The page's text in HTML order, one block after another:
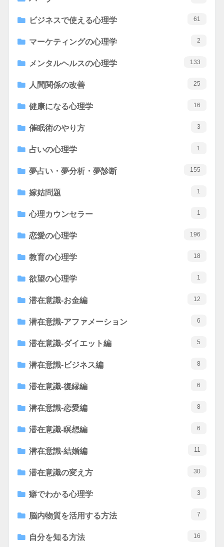
ビジネスで使える心理学 61
マーケティングの心理学 2
メンタルヘルスの心理学 133
人間関係の改善 25
健康になる心理学 16
催眠術のやり方 3
占いの心理学 1
夢占い・夢分析・夢診断 155
嫁姑問題 1
心理カウンセラー 1
恋愛の心理学 196
教育の心理学 18
欲望の心理学 1
潜在意識-お金編 12
潜在意識-アファメーション 6
潜在意識-ダイエット編 5
潜在意識-ビジネス編 8
潜在意識-復縁編 6
潜在意識-恋愛編 8
潜在意識-瞑想編 6
潜在意識-結婚編 11
潜在意識の変え方 30
癖でわかる心理学 3
脳内物質を活用する方法 7
自分を知る方法 16